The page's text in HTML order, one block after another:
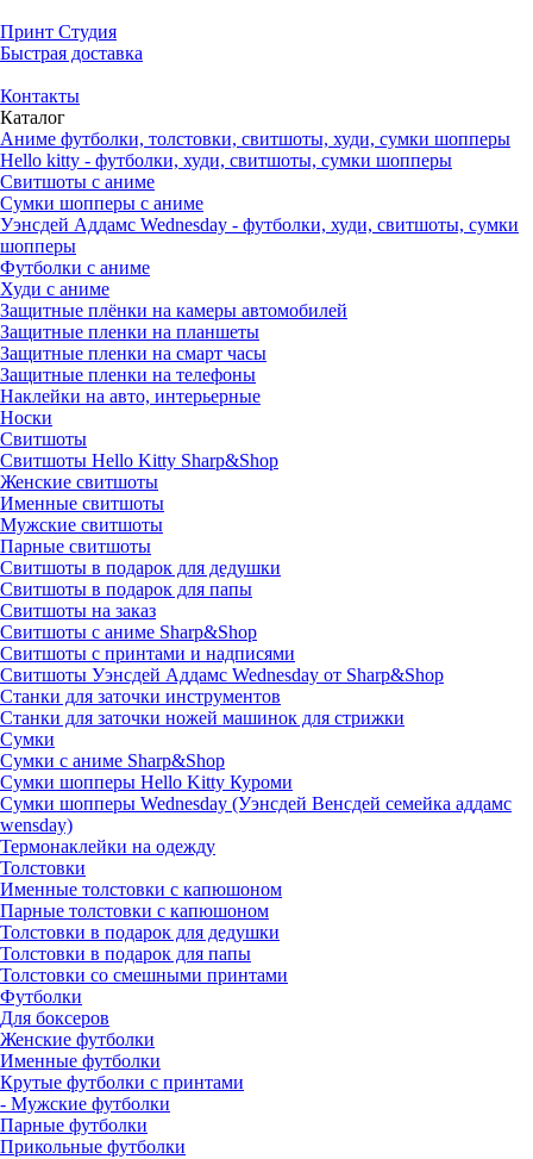
Принт Студия
Быстрая доставка
Контакты
Каталог
Аниме футболки, толстовки, свитшоты, худи, сумки шопперы
Hello kitty - футболки, худи, свитшоты, сумки шопперы
Свитшоты с аниме
Сумки шопперы с аниме
Уэнсдей Аддамс Wednesday - футболки, худи, свитшоты, сумки
шопперы
Футболки с аниме
Худи с аниме
Защитные плёнки на камеры автомобилей
Защитные пленки на планшеты
Защитные пленки на смарт часы
Защитные пленки на телефоны
Наклейки на авто, интерьерные
Носки
Свитшоты
Cвитшоты Hello Kitty Sharp&Shop
Женские свитшоты
Именные свитшоты
Мужские свитшоты
Парные свитшоты
Свитшоты в подарок для дедушки
Свитшоты в подарок для папы
Свитшоты на заказ
Свитшоты с аниме Sharp&Shop
Свитшоты с принтами и надписями
Свитшоты Уэнсдей Аддамс Wednesday от Sharp&Shop
Станки для заточки инструментов
Станки для заточки ножей машинок для стрижки
Сумки
Сумки с аниме Sharp&Shop
Сумки шопперы Hello Kitty Куроми
Сумки шопперы Wednesday (Уэнсдей Венсдей семейка аддамс
wensday)
Термонаклейки на одежду
Толстовки
Именные толстовки с капюшоном
Парные толстовки с капюшоном
Толстовки в подарок для дедушки
Толстовки в подарок для папы
Толстовки со смешными принтами
Футболки
Для боксеров
Женские футболки
Именные футболки
Крутые футболки с принтами
- Мужские футболки
Парные футболки
Прикольные футболки